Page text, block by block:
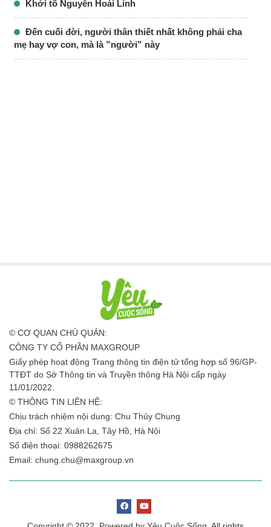
Khởi tố Nguyễn Hoài Linh
Đến cuối đời, người thân thiết nhất không phải cha
mẹ hay vợ con, mà là ”người” này
© CƠ QUAN CHỦ QUẢN:
CÔNG TY CỔ PHẦN MAXGROUP
Giấy phép hoạt động Trang thông tin điện tử tổng hợp số 96/GP-
TTĐT do Sở Thông tin và Truyền thông Hà Nội cấp ngày
11/01/2022.
© THÔNG TIN LIÊN HỆ:
Chịu trách nhiệm nội dung: Chu Thủy Chung
Địa chỉ: Số 22 Xuân La, Tây Hồ, Hà Nội
Số điện thoại: 0988262675
Email: chung.chu@maxgroup.vn